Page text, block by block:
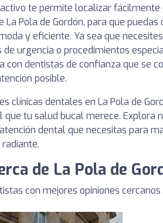
te permite localizar fácilmente
La Pola de Gordón, para que puedas
y eficiente. Ya sea que
urgencia o procedimientos
con dentistas de confianza que se
posible.
clínicas dentales en La Pola de
que tu salud bucal merece. Explora
dental que necesitas para
de La Pola de
con mejores opiniones